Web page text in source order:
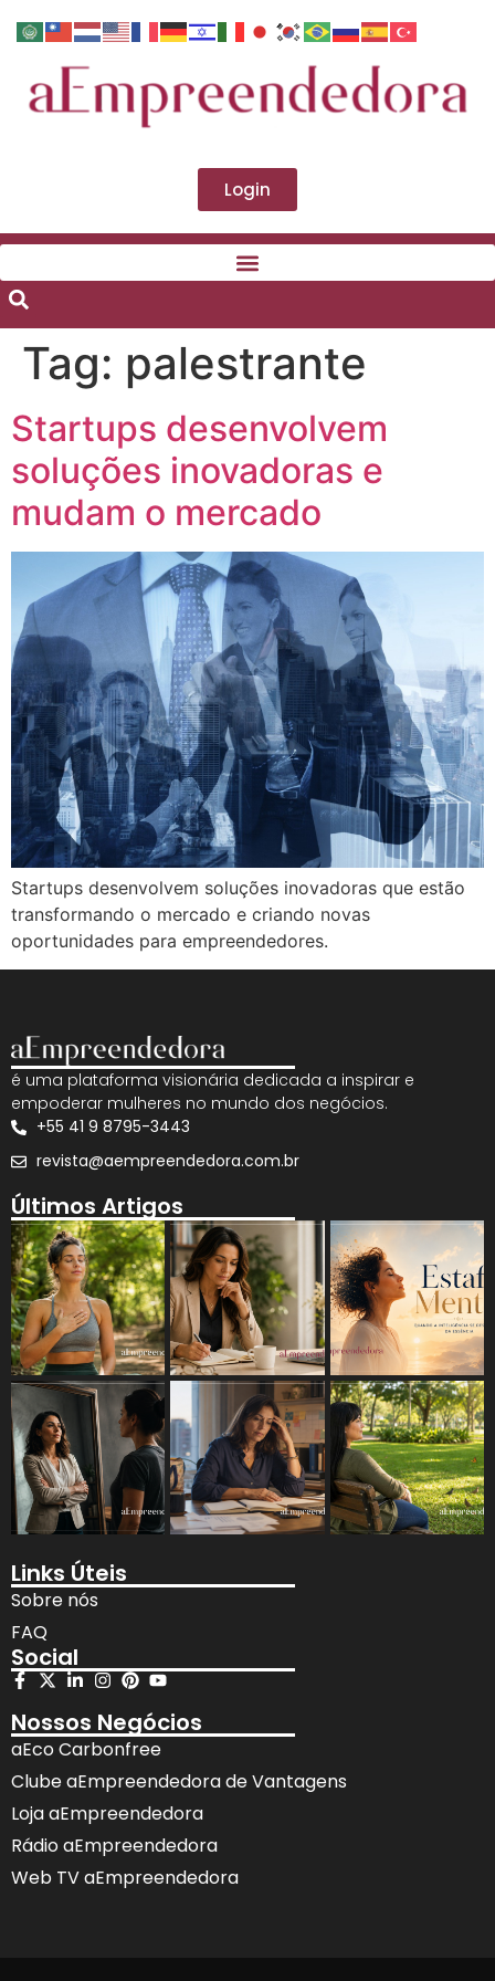
Login
Tag: palestrante
Startups desenvolvem
soluções inovadoras e
mudam o mercado
Startups desenvolvem soluções inovadoras que estão
transformando o mercado e criando novas
oportunidades para empreendedores.
é uma plataforma visionária dedicada a inspirar e
empoderar mulheres no mundo dos negócios.
+55 41 9 8795-3443
revista@aempreendedora.com.br
Últimos Artigos
Links Úteis
Sobre nós
FAQ
Social
Nossos Negócios
aEco Carbonfree
Clube aEmpreendedora de Vantagens
Loja aEmpreendedora
Rádio aEmpreendedora
Web TV aEmpreendedora